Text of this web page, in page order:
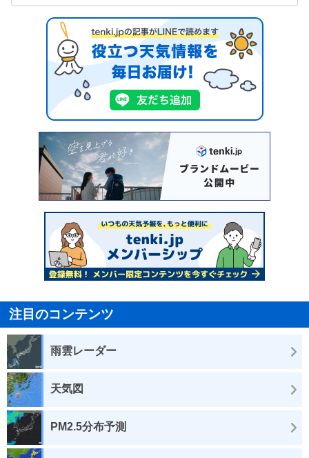
注目のコンテンツ
雨雲レーダー
天気図
PM2.5分布予測